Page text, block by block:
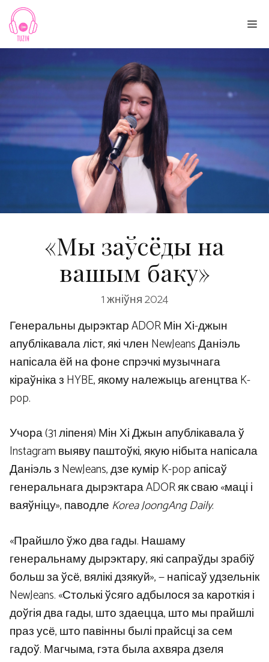
Skip
content
«Мы заўсёды на
вашым баку»
1 жніўня 2024
Генеральны дырэктар ADOR Мін Хі-джын
апублікавала ліст, які член NewJeans Даніэль
напісала ёй на фоне спрэчкі музычнага
кіраўніка з HYBE, якому належыць агенцтва K-
pop.
Учора (31 ліпеня) Мін Хі Джын апублікавала ў
Instagram выяву паштоўкі, якую нібыта напісала
Даніэль з NewJeans, дзе кумір K-pop апісаў
генеральнага дырэктара ADOR як сваю «маці і
ваяўніцу», паводле Korea JoongAng Daily.
«Прайшло ўжо два гады. Нашаму
генеральнаму дырэктару, які сапраўды зрабіў
больш за ўсё, вялікі дзякуй», — напісаў удзельнік
NewJeans. «Столькі ўсяго адбылося за кароткія і
доўгія два гады, што здаецца, што мы прайшлі
праз усё, што павінны былі прайсці за сем
гадоў. Магчыма, гэта была ахвяра дзеля